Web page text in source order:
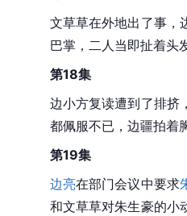
文草草在外地出了事，
巴掌，二人当即扯着头
第18集
边小方复读遭到了排挤
都佩服不已，边疆拍着
第19集
边亮在部门会议中要求
和文草草对朱生豪的小